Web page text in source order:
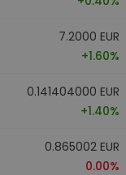
7.2000 EUR
+1.60%
0.141404000 EUR
+1.40%
0.865002 EUR
0.00%